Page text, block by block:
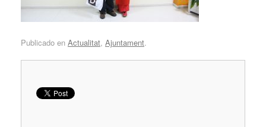
Publicado en Actualitat, Ajuntament.